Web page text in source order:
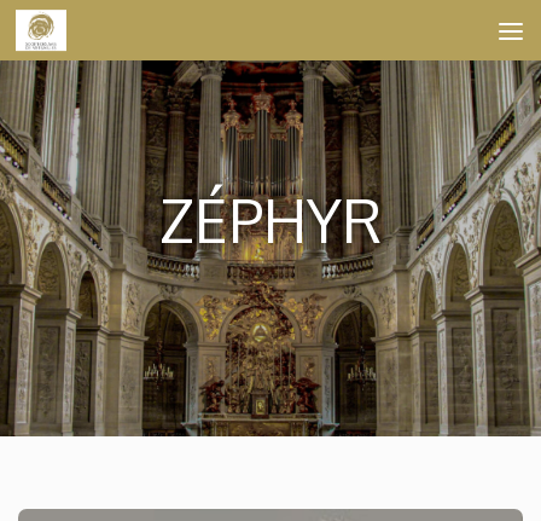
Skip to content
ZÉPHYR